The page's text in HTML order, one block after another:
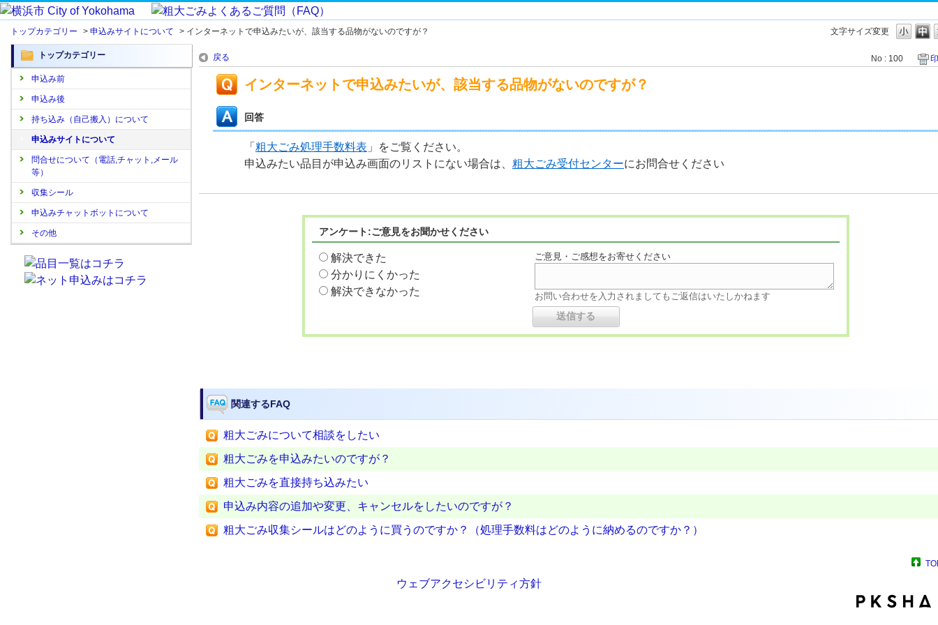
文字サイズ変更
トップカテゴリー > 申込みサイトについて > インターネットで申込みたいが、該当する品物がないのですが？
トップカテゴリー
申込み前
申込み後
持ち込み（自己搬入）について
申込みサイトについて
問合せについて（電話,チャット,メール
等）
収集シール
申込みチャットボットについて
その他
戻る No : 100
インターネットで申込みたいが、該当する品物がないのですが？
回答
「 粗大ごみ処理手数料表 」をご覧ください。
申込みたい品目が申込み画面のリストにない場合は、 粗大ごみ受付センターにお問合せください
アンケート:ご意見をお聞かせください
解決できた
分かりにくかった
解決できなかった
ご意見・ご感想をお寄せください
お問い合わせを入力されましてもご返信はいたしかねます
関連するFAQ
粗大ごみについて相談をしたい
粗大ごみを申込みたいのですが？
粗大ごみを直接持ち込みたい
申込み内容の追加や変更、キャンセルをしたいのですが？
粗大ごみ収集シールはどのように買うのですか？（処理手数料はどのように納めるのですか？）
ウェブアクセシビリティ方針